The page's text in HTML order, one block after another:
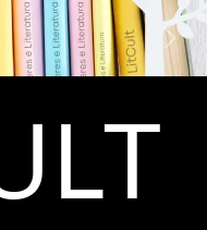
Next